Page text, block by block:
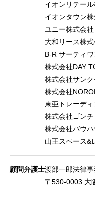
イオンリテー
イオンタウン株
ユニー株式会社
大和リース株
B-R サーティ
株式会社DAY
株式会社サン
株式会社
東亜トレーデ
株式会社ゴン
株式会社バウ
山王スペース
顧問弁護士渡部一郎法律事
〒530-0003 大